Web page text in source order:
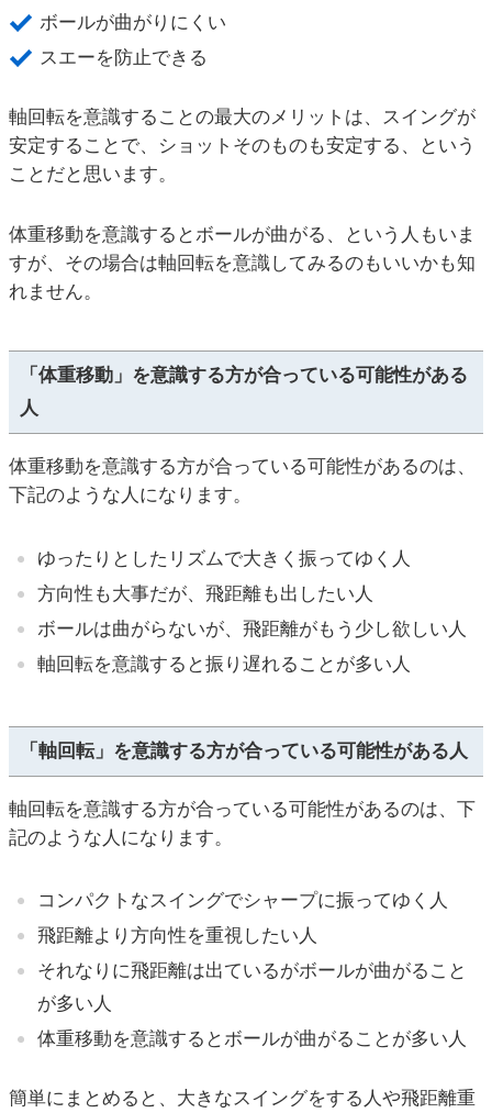
ボールが曲がりにくい
スエーを防止できる
軸回転を意識することの最大のメリットは、スイングが
安定することで、ショットそのものも安定する、という
ことだと思います。
体重移動を意識するとボールが曲がる、という人もいま
すが、その場合は軸回転を意識してみるのもいいかも知
れません。
「体重移動」を意識する方が合っている可能性がある
人
体重移動を意識する方が合っている可能性があるのは、
下記のような人になります。
ゆったりとしたリズムで大きく振ってゆく人
方向性も大事だが、飛距離も出したい人
ボールは曲がらないが、飛距離がもう少し欲しい人
軸回転を意識すると振り遅れることが多い人
「軸回転」を意識する方が合っている可能性がある人
軸回転を意識する方が合っている可能性があるのは、下
記のような人になります。
コンパクトなスイングでシャープに振ってゆく人
飛距離より方向性を重視したい人
それなりに飛距離は出ているがボールが曲がること
が多い人
体重移動を意識するとボールが曲がることが多い人
簡単にまとめると、大きなスイングをする人や飛距離重